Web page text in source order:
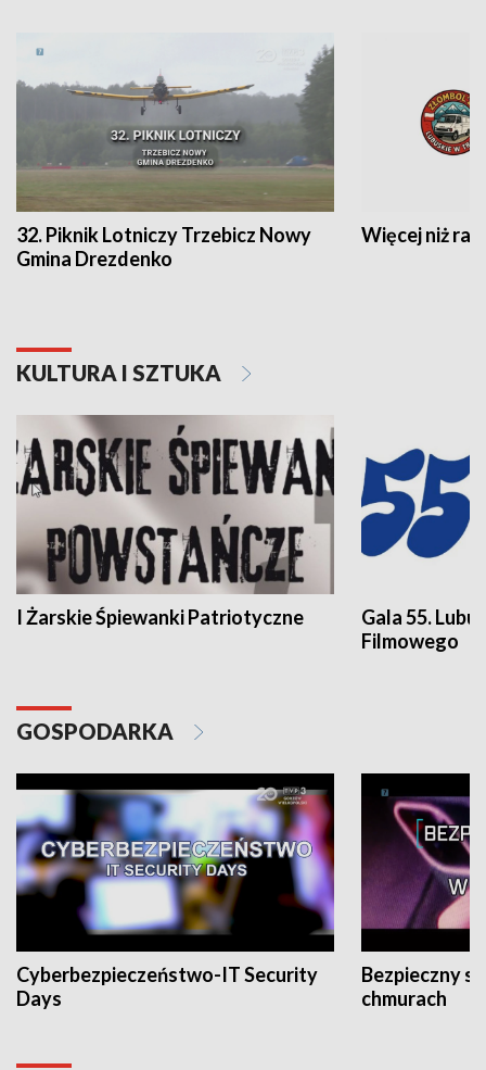
32. Piknik Lotniczy Trzebicz Nowy
Gmina Drezdenko
Więcej niż rajd
KULTURA I SZTUKA
I Żarskie Śpiewanki Patriotyczne
Gala 55.
Filmowego
GOSPODARKA
Cyberbezpieczeństwo-IT Security
Days
Bezpieczny
chmurach